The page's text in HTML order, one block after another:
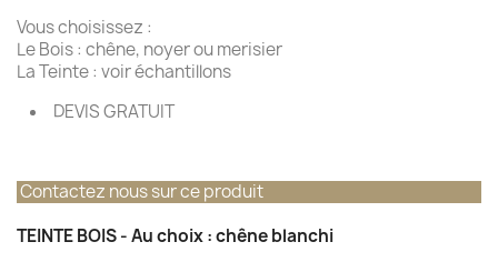
Vous choisissez :
Le Bois : chêne, noyer ou merisier
La Teinte : voir échantillons
DEVIS GRATUIT
Contactez nous sur ce produit
TEINTE BOIS - Au choix : chêne blanchi